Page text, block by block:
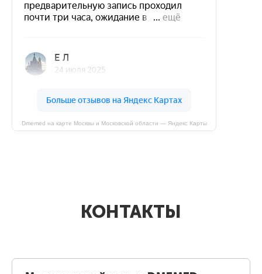
Dmemed на карте Москвы и Московской области — Яндекс Карты
КОНТАКТЫ